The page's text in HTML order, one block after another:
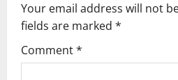
Your email address will not
fields are marked *
Comment*